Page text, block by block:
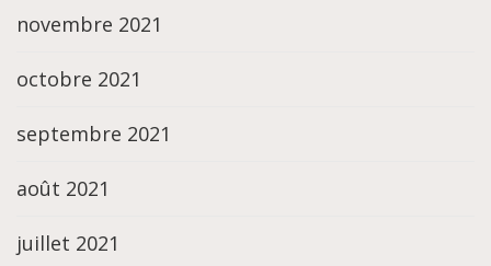
novembre 2021
octobre 2021
septembre 2021
août 2021
juillet 2021